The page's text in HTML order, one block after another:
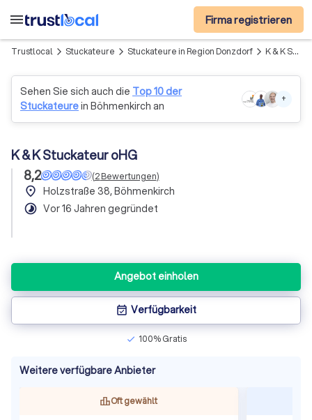
menu Firma registrieren
Trustlocal arrow_forward_ios Stuckateure arrow_forward_ios Stuckateure in Region Donzdorf arrow_forward_ios K & K Stuckateur oHG
Sehen Sie sich auch die Top 10 der
Stuckateurein Böhmenkirch an
+
K & K Stuckateur oHG
8,2
(2Bewertungen)
place Holzstraße 38, Böhmenkirch
timelapse Vor 16 Jahren gegründet
Angebot einholen
event_available Verfügbarkeit
check 100% Gratis
Weitere verfügbare Anbieter
Oft gewählt